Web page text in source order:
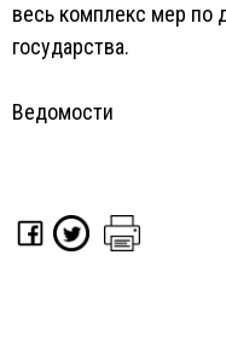
весь комплекс мер по
государства.
Ведомости